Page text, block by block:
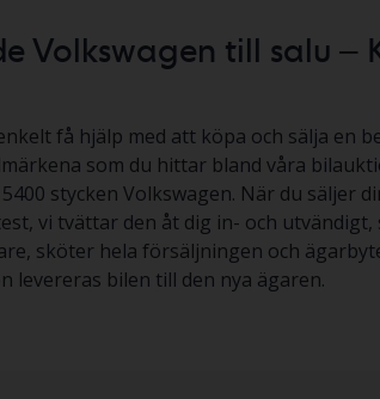
Volkswagen till salu –
få hjälp med att köpa och sälja en
som du hittar bland våra
stycken Volkswagen. När du säljer
vi tvättar den åt dig in- och
sköter hela försäljningen och
levereras bilen till den nya ägaren.